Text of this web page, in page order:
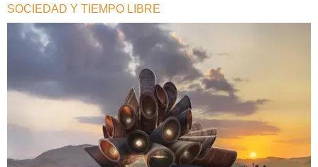
SOCIEDAD Y TIEMPO LIBRE